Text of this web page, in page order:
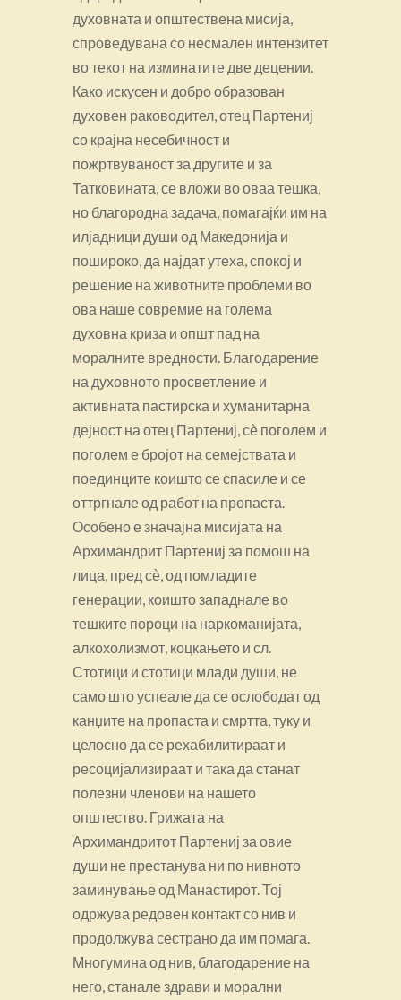
духовната и општествена мисија,
спроведувана со несмален интензитет
во текот на изминатите две децении.
Како искусен и добро образован
духовен раководител, отец Партениј
со крајна несебичност и
пожртвуваност за другите и за
Татковината, се вложи во оваа тешка,
но благородна задача, помагајќи им на
илјадници души од Македонија и
пошироко, да најдат утеха, спокој и
решение на животните проблеми во
ова наше совремие на голема
духовна криза и општ пад на
моралните вредности. Благодарение
на духовното просветление и
активната пастирска и хуманитарна
дејност на отец Партениј, сѐ поголем и
поголем е бројот на семејствата и
поединците коишто се спасиле и се
оттргнале од работ на пропаста.
Особено е значајна мисијата на
Архимандрит Партениј за помош на
лица, пред сѐ, од помладите
генерации, коишто западнале во
тешките пороци на наркоманијата,
алкохолизмот, коцкањето и сл.
Стотици и стотици млади души, не
само што успеале да се ослободат од
канџите на пропаста и смртта, туку и
целосно да се рехабилитираат и
ресоцијализираат и така да станат
полезни членови на нашето
општество. Грижата на
Архимандритот Партениј за овие
души не престанува ни по нивното
заминување од Манастирот. Тој
одржува редовен контакт со нив и
продолжува сестрано да им помага.
Многумина од нив, благодарение на
него, станале здрави и морални